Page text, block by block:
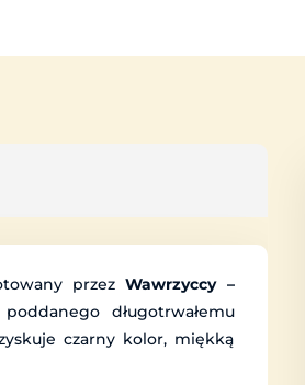
przezWawrzyccy –
długotrwałemu
czarny kolor, miękką